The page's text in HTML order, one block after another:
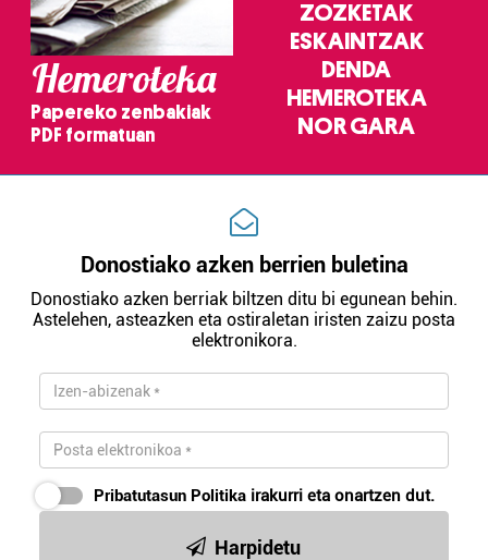
Hemeroteka
Papereko zenbakiak
PDF formatuan
ZOZKETAK
ESKAINTZAK
DENDA
HEMEROTEKA
NOR GARA
Donostiako azken berrien buletina
Donostiako azken berriak biltzen ditu bi egunean behin.
Astelehen, asteazken eta ostiraletan iristen zaizu posta
elektronikora.
Pribatutasun Politika irakurri eta onartzen dut.
Harpidetu